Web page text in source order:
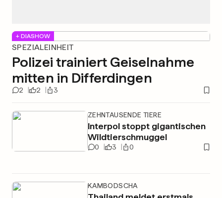
+ DIASHOW
SPEZIALEINHEIT
Polizei trainiert Geiselnahme
mitten in Differdingen
2 2 3
ZEHNTAUSENDE TIERE
Interpol stoppt gigantischen
Wildtierschmuggel
0 3 0
KAMBODSCHA